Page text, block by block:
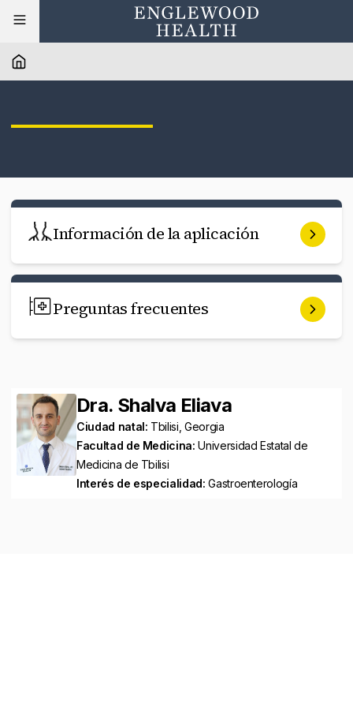
Información de la aplicación
Preguntas frecuentes
Dra. Shalva Eliava
Ciudad natal: Tbilisi, Georgia
Facultad de Medicina: Universidad Estatal de
Medicina de Tbilisi
Interés de especialidad: Gastroenterología